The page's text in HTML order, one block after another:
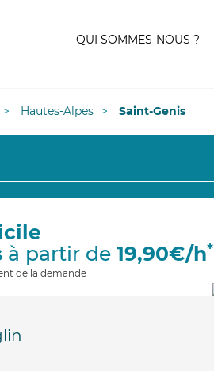
QUI SOMMES-NOUS ?
Hautes-Alpes Saint-Genis
à partir de 19,90€/h*
de la demande